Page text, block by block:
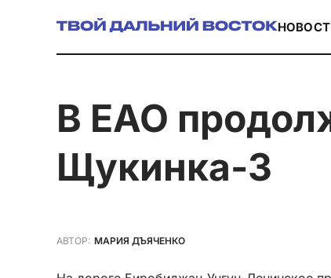
в ЕАО продолжается ремонт моста через реку
Щукинка-3
АВТОР: МАРИЯ ДЪЯЧЕНКО